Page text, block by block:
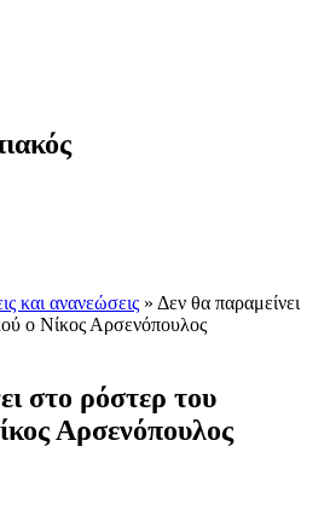
και ανανεώσεις » Δεν θα παραμείνει
ο Νίκος Αρσενόπουλος
στο ρόστερ του
Αρσενόπουλος